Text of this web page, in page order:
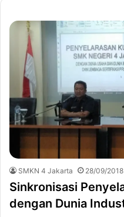
SMKN 4 Jakarta 28/09/2018
Sinkronisasi
dengan Dunia